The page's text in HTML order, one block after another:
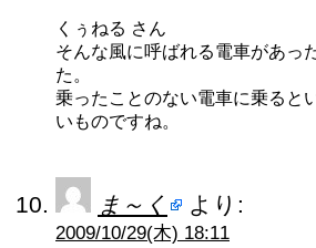
くぅねる さん
そんな風に呼ばれる電車があっ
た。
乗ったことのない電車に乗ると
いものですね。
ま～く より:
2009/10/29(木) 18:11